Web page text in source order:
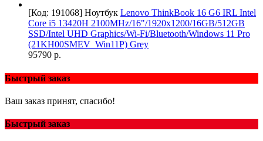
[Код: 191068] Ноутбук Lenovo ThinkBook 16 G6 IRL Intel
Core i5 13420H 2100MHz/16"/1920x1200/16GB/512GB
SSD/Intel UHD Graphics/Wi-Fi/Bluetooth/Windows 11 Pro
(21KH00SMEV_Win11P) Grey
95790 р.
Быстрый заказ
Ваш заказ принят, спасибо!
Быстрый заказ